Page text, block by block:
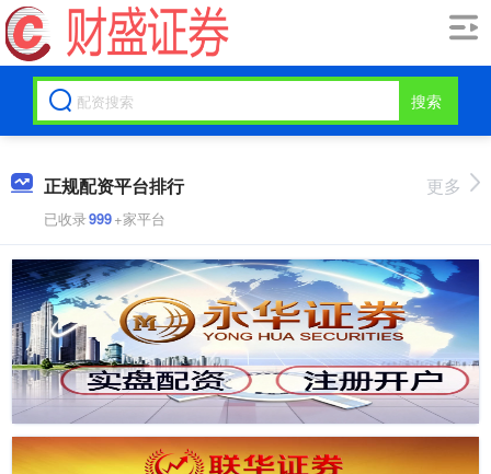
搜索
正规配资平台排行
已收录999+家平台
更多